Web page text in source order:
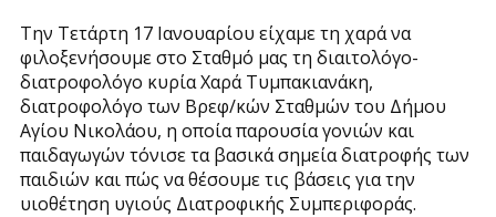
Την Τετάρτη 17 Ιανουαρίου είχαμε τη χαρά να
φιλοξενήσουμε στο Σταθμό μας τη διαιτολόγο-
διατροφολόγο κυρία Χαρά Τυμπακιανάκη,
διατροφολόγο των Βρεφ/κών Σταθμών του Δήμου
Αγίου Νικολάου, η οποία παρουσία γονιών και
παιδαγωγών τόνισε τα βασικά σημεία διατροφής των
παιδιών και πώς να θέσουμε τις βάσεις για την
υιοθέτηση υγιούς Διατροφικής Συμπεριφοράς.